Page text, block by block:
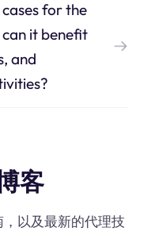
for the
it benefit
and
客
以及最新的代理技